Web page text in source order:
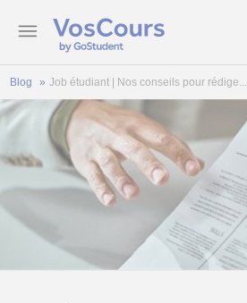
Blog Job étudiant | Nos conseils pour rédige...